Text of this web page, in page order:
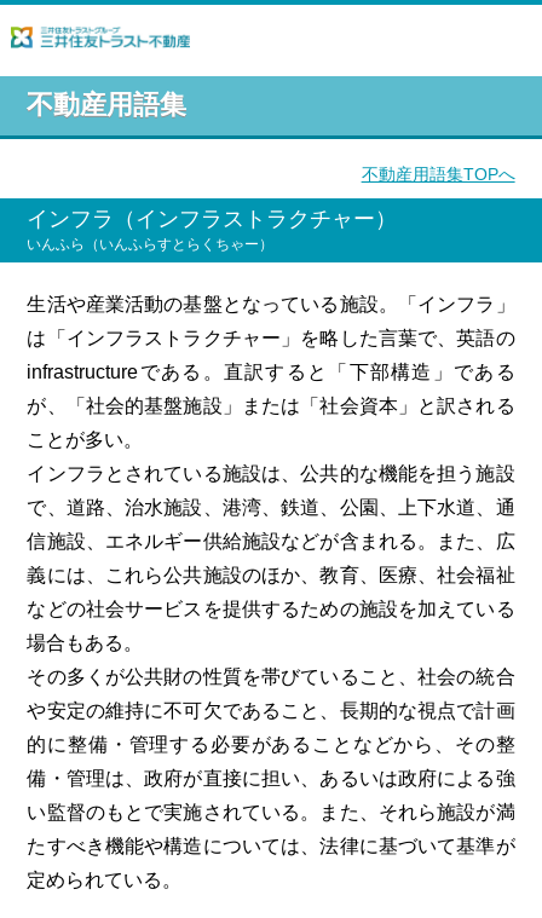
不動産用語集
不動産用語集TOPへ
インフラ（インフラストラクチャー）
いんふら（いんふらすとらくちゃー）
生活や産業活動の基盤となっている施設。「インフラ」
は「インフラストラクチャー」を略した言葉で、英語の
infrastructureである。直訳すると「下部構造」である
が、「社会的基盤施設」または「社会資本」と訳される
ことが多い。
インフラとされている施設は、公共的な機能を担う施設
で、道路、治水施設、港湾、鉄道、公園、上下水道、通
信施設、エネルギー供給施設などが含まれる。また、広
義には、これら公共施設のほか、教育、医療、社会福祉
などの社会サービスを提供するための施設を加えている
場合もある。
その多くが公共財の性質を帯びていること、社会の統合
や安定の維持に不可欠であること、長期的な視点で計画
的に整備・管理する必要があることなどから、その整
備・管理は、政府が直接に担い、あるいは政府による強
い監督のもとで実施されている。また、それら施設が満
たすべき機能や構造については、法律に基づいて基準が
定められている。